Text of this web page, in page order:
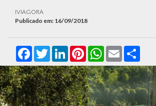
IVIAGORA
Publicado em: 16/09/2018
FacebookTwitterLinkedInPinterestWhatsApp
Email